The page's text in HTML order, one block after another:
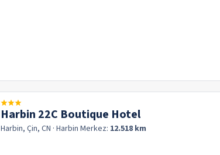
Harbin 22C Boutique Hotel
Harbin, Çin, CN · Harbin Merkez: 12.518 km